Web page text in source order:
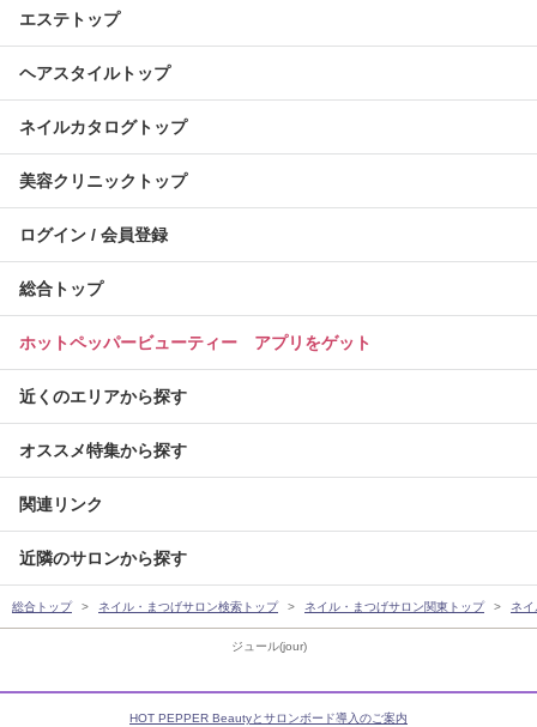
ジュール(jour)
エステトップ
ヘアスタイルトップ
ネイルカタログトップ
美容クリニックトップ
ログイン / 会員登録
総合トップ
ホットペッパービューティー アプリをゲット
近くのエリアから探す
オススメ特集から探す
関連リンク
近隣のサロンから探す
総合トップ ネイル・まつげサロン検索トップ ネイル・まつげサロン関東トップ ネ
HOT PEPPER Beautyとサロンボード導入のご案内